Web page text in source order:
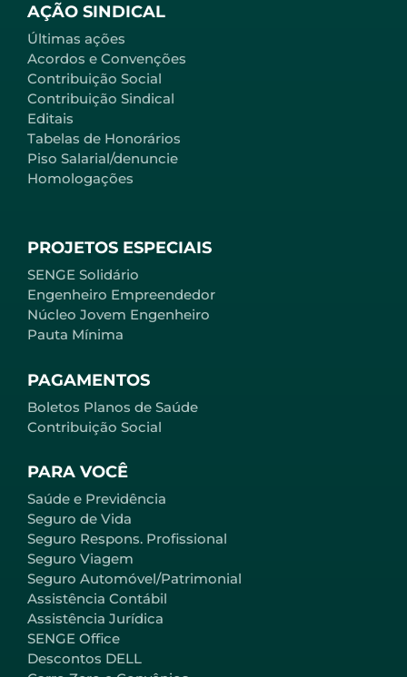
PARA VOCÊ
Saúde e Previdência
Seguro de Vida
Seguro Respons. Profissional
Seguro Viagem
Seguro Automóvel/Patrimonial
Assistência Contábil
Assistência Jurídica
SENGE Office
Descontos DELL
AÇÃO SINDICAL
Últimas ações
Acordos e Convenções
Contribuição Social
Contribuição Sindical
Editais
Tabelas de Honorários
Piso Salarial/denuncie
Homologações
PROJETOS ESPECIAIS
SENGE Solidário
Engenheiro Empreendedor
Núcleo Jovem Engenheiro
Pauta Mínima
PAGAMENTOS
Boletos Planos de Saúde
Contribuição Social